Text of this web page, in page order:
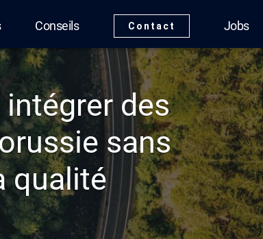
Conseils Contact Jobs
des
sans
qualité